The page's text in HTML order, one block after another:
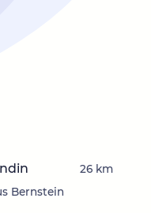
Bernstein
26 km